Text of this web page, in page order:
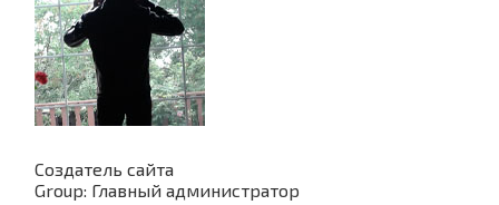
Создатель сайта
Group: Главный администратор